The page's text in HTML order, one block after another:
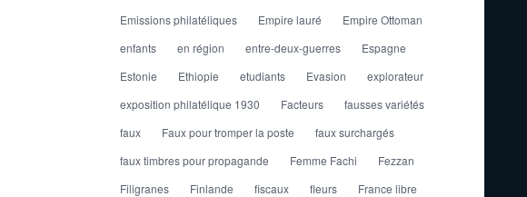
Emissions philatéliques
Empire lauré
Empire Ottoman
enfants
en région entre-deux-guerres
Espagne
Estonie
Ethiopie etudiants Evasion
explorateur
exposition philatélique 1930
Facteurs
fausses variétés
faux
Faux pour tromper la poste
faux surchargés
faux timbres pour propagande
Femme Fachi
Fezzan
Filigranes
Finlande fiscaux fleurs
France libre